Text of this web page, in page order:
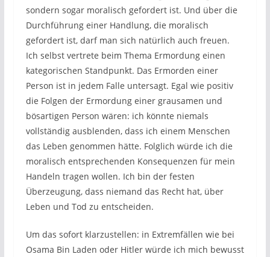
sondern sogar moralisch gefordert ist. Und über die
Durchführung einer Handlung, die moralisch
gefordert ist, darf man sich natürlich auch freuen.
Ich selbst vertrete beim Thema Ermordung einen
kategorischen Standpunkt. Das Ermorden einer
Person ist in jedem Falle untersagt. Egal wie positiv
die Folgen der Ermordung einer grausamen und
bösartigen Person wären: ich könnte niemals
vollständig ausblenden, dass ich einem Menschen
das Leben genommen hätte. Folglich würde ich die
moralisch entsprechenden Konsequenzen für mein
Handeln tragen wollen. Ich bin der festen
Überzeugung, dass niemand das Recht hat, über
Leben und Tod zu entscheiden.
Um das sofort klarzustellen: in Extremfällen wie bei
Osama Bin Laden oder Hitler würde ich mich bewusst